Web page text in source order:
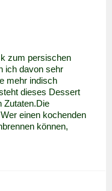
zum persischen
ich davon sehr
mehr indisch
dieses Dessert
Zutaten.Die
einen kochenden
können,